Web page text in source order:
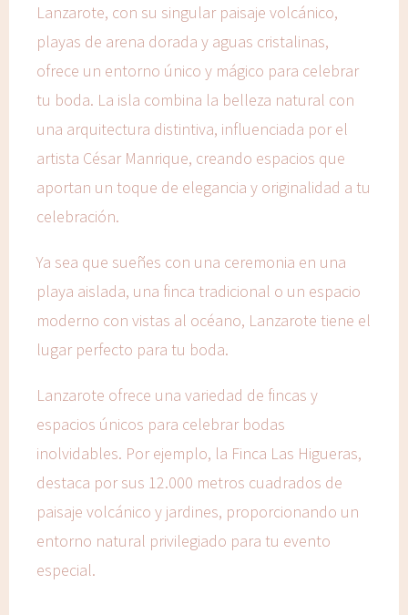
Lanzarote, con su singular paisaje volcánico,
playas de arena dorada y aguas cristalinas,
ofrece un entorno único y mágico para celebrar
tu boda. La isla combina la belleza natural con
una arquitectura distintiva, influenciada por el
artista César Manrique, creando espacios que
aportan un toque de elegancia y originalidad a tu
celebración.
Ya sea que sueñes con una ceremonia en una
playa aislada, una finca tradicional o un espacio
moderno con vistas al océano, Lanzarote tiene el
lugar perfecto para tu boda.
Lanzarote ofrece una variedad de fincas y
espacios únicos para celebrar bodas
inolvidables. Por ejemplo, la Finca Las Higueras,
destaca por sus 12.000 metros cuadrados de
paisaje volcánico y jardines, proporcionando un
entorno natural privilegiado para tu evento
especial.